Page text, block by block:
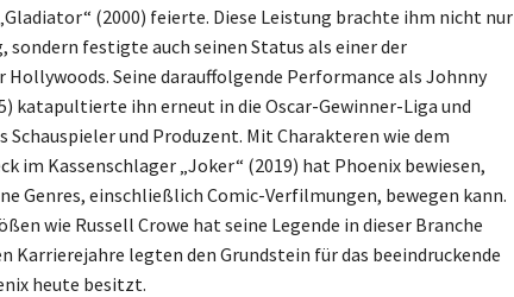
(2000) feierte. Diese Leistung brachte ihm nicht nur
festigte auch seinen Status als einer der
Seine darauffolgende Performance als Johnny
katapultierte ihn erneut in die Oscar-Gewinner-Liga und
und Produzent. Mit Charakteren wie dem
im Kassenschlager „Joker“ (2019) hat Phoenix bewiesen,
Genres, einschließlich Comic-Verfilmungen, bewegen kann.
wie Russell Crowe hat seine Legende in dieser Branche
Karrierejahre legten den Grundstein für das beeindruckende
heute besitzt.